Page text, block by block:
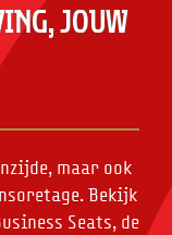
JOUW
maar ook
Bekijk
Seats, de